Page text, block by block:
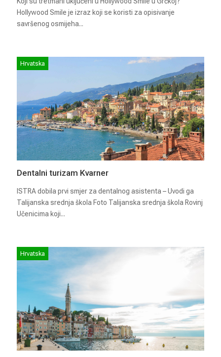
Hollywood Smile je izraz koji se koristi za opisivanje
savršenog osmijeha...
Dentalni turizam Kvarner
ISTRA dobila prvi smjer za dentalnog asistenta – Uvodi ga
Talijanska srednja škola Foto Talijanska srednja škola Rovinj
Učenicima koji...
Hrvatska
Hrvatska